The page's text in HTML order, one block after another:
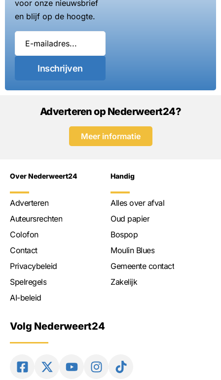
voor onze nieuwsbrief
en blijf op de hoogte.
Inschrijven
Adverteren op Nederweert24?
Meer informatie
Over Nederweert24
Adverteren
Auteursrechten
Colofon
Contact
Privacybeleid
Spelregels
AI-beleid
Handig
Alles over afval
Oud papier
Bospop
Moulin Blues
Gemeente contact
Zakelijk
Volg Nederweert24